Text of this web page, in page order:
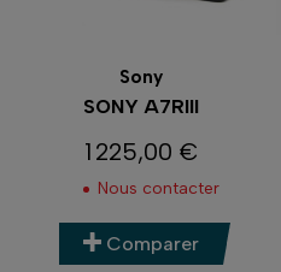
Sony
SONY A7RIII
Prix
1 225,00 €
Nous contacter
Comparer